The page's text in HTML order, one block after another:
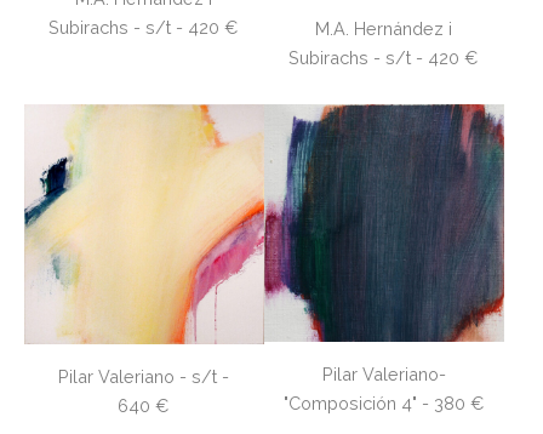
Subirachs​ - s/t - 420 €
​M.A. Hernández i
Subirachs​ - s/t - 420 €
Pilar Valeriano - s/t -
640 €
Pilar Valeriano-
"Composición 4" - 380 €